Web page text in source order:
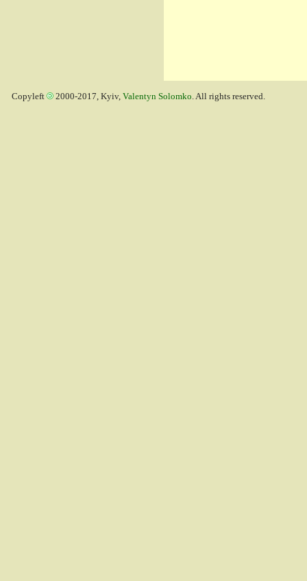
Copyleft 2000-2017, Kyiv, Valentyn Solomko. All rights reserved.